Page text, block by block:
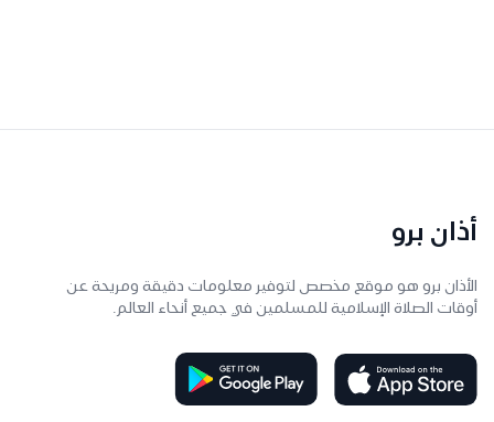
أذان برو
الأذان برو هو موقع مخصص لتوفير معلومات دقيقة ومريحة عن
أوقات الصلاة الإسلامية للمسلمين في جميع أنحاء العالم.